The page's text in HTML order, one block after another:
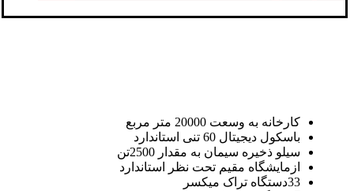
کارخانه به وسعت 20000 متر مربع
باسکول دیجیتال 60 تنی استاندارد
سیلو ذخیره سیمان به مقدار 2500تن
ازمایشگاه مقیم تحت نظر استاندارد
33دستگاه تراک میکسر